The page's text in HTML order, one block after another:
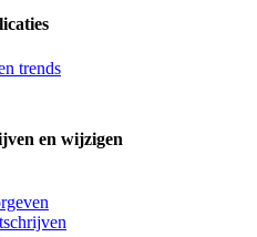
trends
en wijzigen